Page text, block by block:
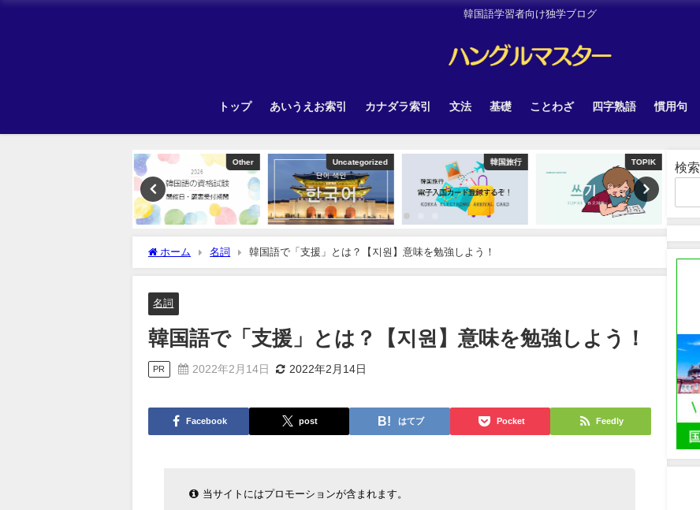
韓国語学習者向け独学ブログ
トップ あいうえお索引 カナダラ索引 文法 基礎 ことわざ 四字熟語 慣用句
Uncategorized 韓国旅行 TOPIK 韓国旅行
ホーム 名詞 韓国語で「支援」とは？【지원】意味を勉強しよう！
名詞
韓国語で「支援」とは？【지원】意味を勉強しよう！
PR 2022年2月14日 2022年2月14日
Facebook post はてブ Pocket Feedly
当サイトにはプロモーションが含まれます。
検索